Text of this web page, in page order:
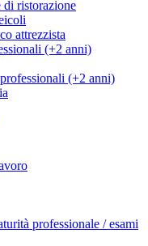
di ristorazione
attrezzista
(+2 anni)
(+2 anni)
professionale / esami